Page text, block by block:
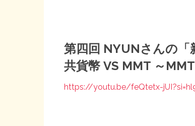
第四回 NYUNさんの
共貨幣 VS MMT ～
https://youtu.be/feQtetx-